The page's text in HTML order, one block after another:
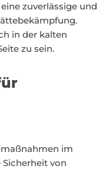
zuverlässige und
in der kalten
zu sein.
im
von